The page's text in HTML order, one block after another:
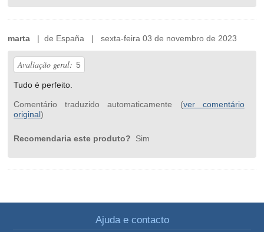
marta | de España | sexta-feira 03 de novembro de 2023
Avaliação geral: 5
Tudo é perfeito.
Comentário traduzido automaticamente (ver comentário
original)
Recomendaria este produto? Sim
Ajuda e contacto